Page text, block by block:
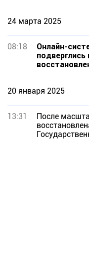
24 марта 2025
08:18
Онлайн-
20 января 2025
13:31
После